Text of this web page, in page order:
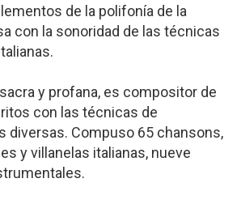
de la polifonía de la
con la sonoridad de las técnicas
y profana, es compositor de
con las técnicas de
diversas. Compuso 65 chansons,
y villanelas italianas, nueve